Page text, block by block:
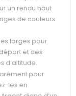
un rendu haut
de couleurs
larges pour
et des
d’altitude.
pour
les en